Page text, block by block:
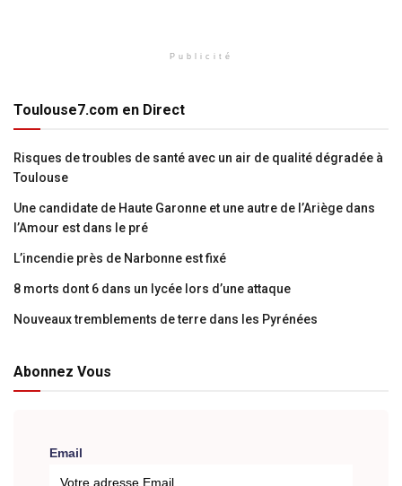
Publicité
Toulouse7.com en Direct
Risques de troubles de santé avec un air de qualité dégradée à
Toulouse
Une candidate de Haute Garonne et une autre de l’Ariège dans
l’Amour est dans le pré
L’incendie près de Narbonne est fixé
8 morts dont 6 dans un lycée lors d’une attaque
Nouveaux tremblements de terre dans les Pyrénées
Abonnez Vous
Email